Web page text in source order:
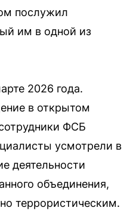
послужил
им в одной из
2026 года.
в открытом
ФСБ
усмотрели в
деятельности
объединения,
террористическим.